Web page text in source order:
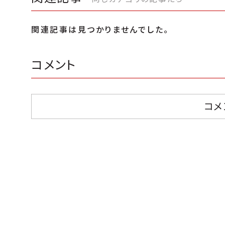
関連記事は見つかりませんでした。
コメント
コ